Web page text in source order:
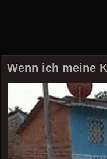
Wenn ich meine